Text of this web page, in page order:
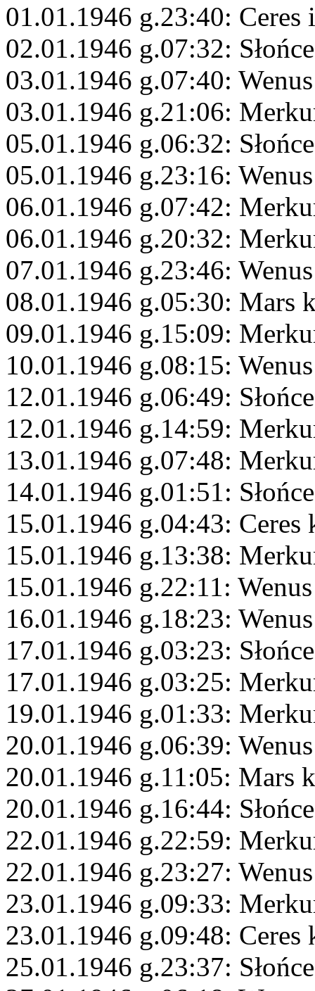
01.01.1946 g.23:40: Ceres
02.01.1946 g.07:32:
03.01.1946 g.07:40:
03.01.1946 g.21:06:
05.01.1946 g.06:32:
05.01.1946 g.23:16:
06.01.1946 g.07:42:
06.01.1946 g.20:32:
07.01.1946 g.23:46:
08.01.1946 g.05:30: Mars
09.01.1946 g.15:09:
10.01.1946 g.08:15:
12.01.1946 g.06:49:
12.01.1946 g.14:59:
13.01.1946 g.07:48:
14.01.1946 g.01:51:
15.01.1946 g.04:43: Ceres
15.01.1946 g.13:38:
15.01.1946 g.22:11:
16.01.1946 g.18:23:
17.01.1946 g.03:23:
17.01.1946 g.03:25:
19.01.1946 g.01:33:
20.01.1946 g.06:39:
20.01.1946 g.11:05: Mars
20.01.1946 g.16:44:
22.01.1946 g.22:59:
22.01.1946 g.23:27:
23.01.1946 g.09:33:
23.01.1946 g.09:48: Ceres
25.01.1946 g.23:37: